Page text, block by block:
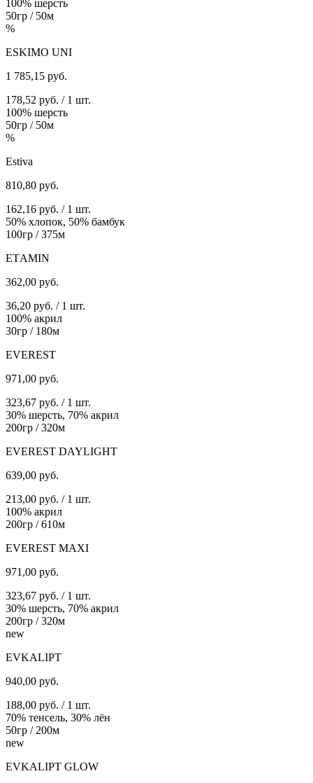
100% шерсть
50гр / 50м
%
ESKIMO UNI
1 785,15 руб.
178,52 руб. / 1 шт.
100% шерсть
50гр / 50м
%
Estiva
810,80 руб.
162,16 руб. / 1 шт.
50% хлопок, 50% бамбук
100гр / 375м
ETАMIN
362,00 руб.
36,20 руб. / 1 шт.
100% акрил
30гр / 180м
EVEREST
971,00 руб.
323,67 руб. / 1 шт.
30% шерсть, 70% акрил
200гр / 320м
EVEREST DAYLIGHT
639,00 руб.
213,00 руб. / 1 шт.
100% акрил
200гр / 610м
EVEREST MAXI
971,00 руб.
323,67 руб. / 1 шт.
30% шерсть, 70% акрил
200гр / 320м
new
EVKALIPT
940,00 руб.
188,00 руб. / 1 шт.
70% тенсель, 30% лён
50гр / 200м
new
EVKALIPT GLOW